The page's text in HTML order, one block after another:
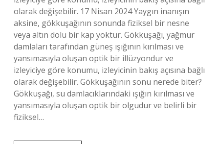
olarak değişebilir. 17 Nisan 2024 Yaygın inanışın
aksine, gökkuşağının sonunda fiziksel bir nesne
veya altın dolu bir kap yoktur. Gökkuşağı, yağmur
damlaları tarafından güneş ışığının kırılması ve
yansımasıyla oluşan optik bir illüzyondur ve
izleyiciye göre konumu, izleyicinin bakış açısına bağlı
olarak değişebilir. Gökkuşağının sonu nerede biter?
Gökkuşağı, su damlacıklarındaki ışığın kırılması ve
yansımasıyla oluşan optik bir olgudur ve belirli bir
fiziksel…